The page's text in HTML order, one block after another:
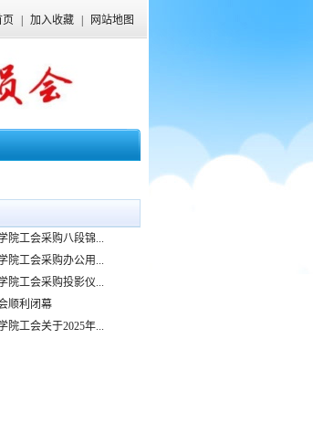
页 加入收藏 网站地图
院工会采购八段锦...
院工会采购办公用...
院工会采购投影仪...
顺利闭幕
院工会关于2025年...